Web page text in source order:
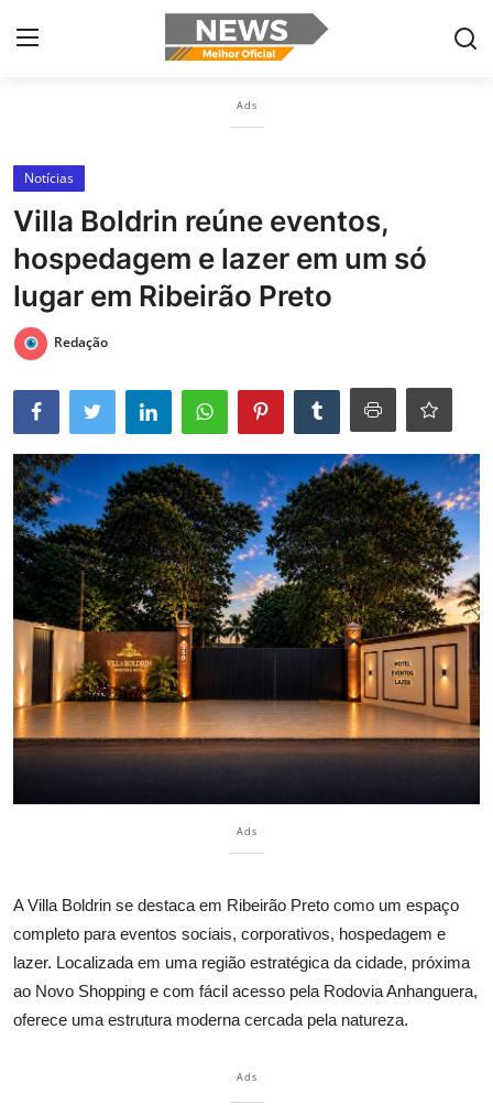
Home
Botelhos
Contact
Ribeirão Preto
Últimas nóticias
Portugûes
Ads
Notícias
Villa Boldrin reúne eventos,
hospedagem e lazer em um só
lugar em Ribeirão Preto
Redação
Ads
AVilla Boldrin se destaca em Ribeirão Preto como um espaço
completo para eventos sociais, corporativos, hospedagem e
lazer. Localizada em uma região estratégica da cidade, próxima
ao Novo Shopping e com fácil acesso pela Rodovia Anhanguera,
oferece uma estrutura moderna cercada pela natureza.
Ads